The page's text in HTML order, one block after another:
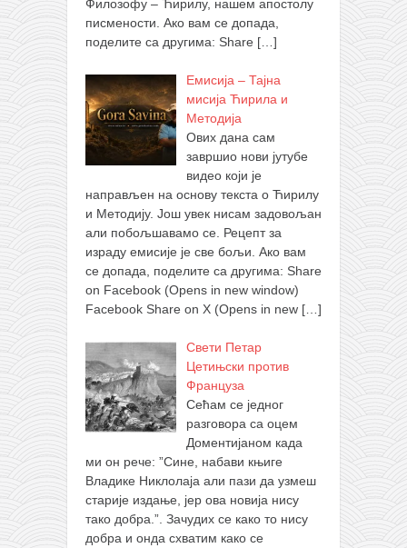
Филозофу – Ћирилу, нашем апостолу
писмености. Ако вам се допада,
поделите са другима: Share […]
Емисија – Тајна
мисија Ћирила и
Методија
Ових дана сам
завршио нови јутубе
видео који је
направљен на основу текста о Ћирилу
и Методију. Још увек нисам задовољан
али побољшавамо се. Рецепт за
израду емисије је све бољи. Ако вам
се допада, поделите са другима: Share
on Facebook (Opens in new window)
Facebook Share on X (Opens in new […]
Свети Петар
Цетињски против
Француза
Сећам се једног
разговора са оцем
Доментијаном када
ми он рече: ”Сине, набави књиге
Владике Никлолаја али пази да узмеш
старије издање, јер ова новија нису
тако добра.”. Зачудих се како то нису
добра и онда схватим како се